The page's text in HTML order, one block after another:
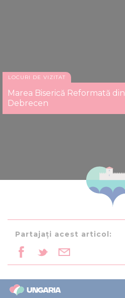
LOCURI DE VIZITAT
Marea Biserică Reformată din
Debrecen
Partajați acest articol: